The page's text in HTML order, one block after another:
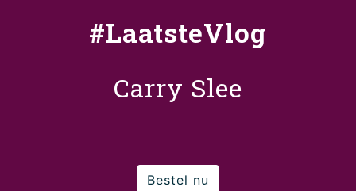
#LaatsteVlog
Carry Slee
Bestel nu